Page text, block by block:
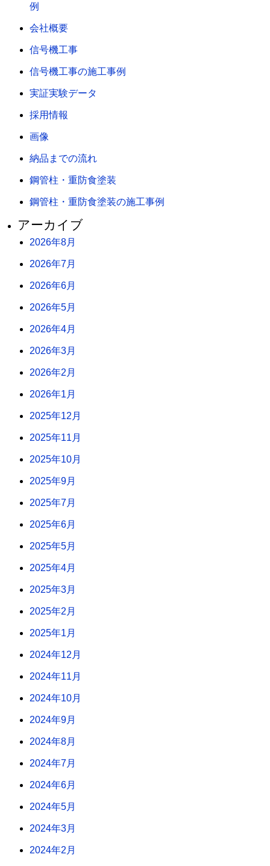
例
会社概要
信号機工事
信号機工事の施工事例
実証実験データ
採用情報
画像
納品までの流れ
鋼管柱・重防食塗装
鋼管柱・重防食塗装の施工事例
アーカイブ
2026年8月
2026年7月
2026年6月
2026年5月
2026年4月
2026年3月
2026年2月
2026年1月
2025年12月
2025年11月
2025年10月
2025年9月
2025年7月
2025年6月
2025年5月
2025年4月
2025年3月
2025年2月
2025年1月
2024年12月
2024年11月
2024年10月
2024年9月
2024年8月
2024年7月
2024年6月
2024年5月
2024年3月
2024年2月